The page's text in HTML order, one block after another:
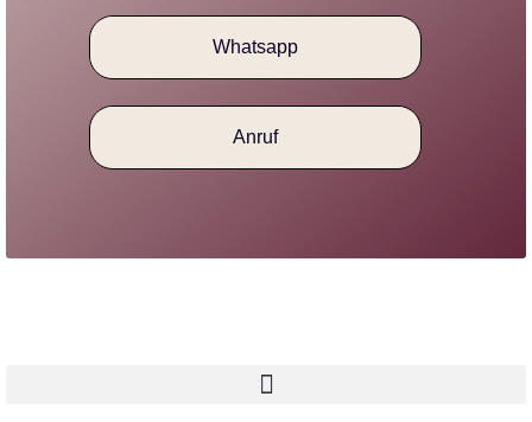
Whatsapp
Anruf